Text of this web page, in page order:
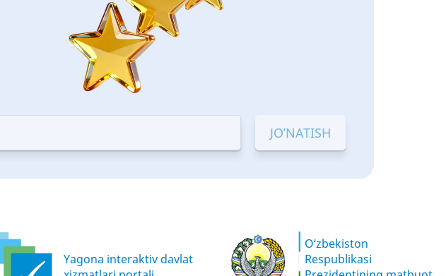
Yagona interaktiv davlat
O‘zbekiston
Respublikasi